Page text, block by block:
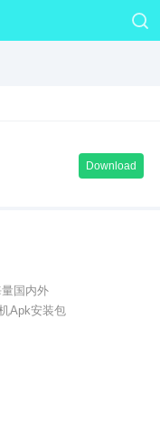
Download
国内外
Apk安装包